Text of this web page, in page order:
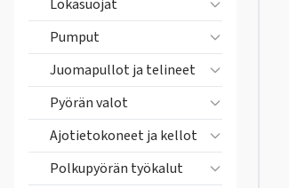
Lokasuojat
Pumput
Juomapullot ja telineet
Pyörän valot
Ajotietokoneet ja kellot
Polkupyörän työkalut